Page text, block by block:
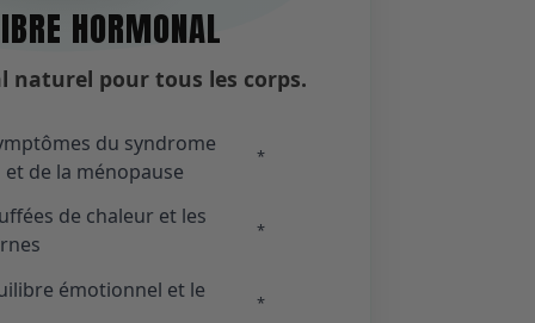
HORMONAL
naturel pour tous les corps.
du syndrome
de la ménopause
*
de chaleur et les
*
émotionnel et le
*